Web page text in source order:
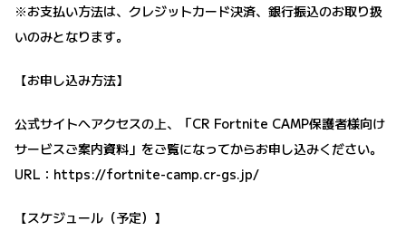
※お支払い方法は、クレジットカード決済、銀行振込のお取り扱
いのみとなります。
【お申し込み方法】
公式サイトへアクセスの上、「CR Fortnite CAMP保護者様向け
サービスご案内資料」をご覧になってからお申し込みください。
URL： https://fortnite-camp.cr-gs.jp/
【スケジュール（予定）】